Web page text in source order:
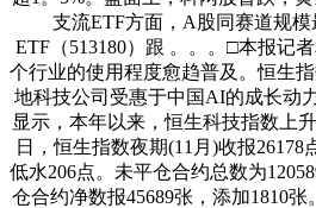
支流ETF方面，A股同赛道规
ETF（513180）跟 。。。□本报记
个行业的使用程度愈趋普及。恒生
地科技公司受惠于中国AI的成长动
显示，本年以来，恒生科技指数上
日，恒生指数夜期(11月)收报26178
低水206点。未平仓合约总数为
仓合约净数报45689张，添加1810